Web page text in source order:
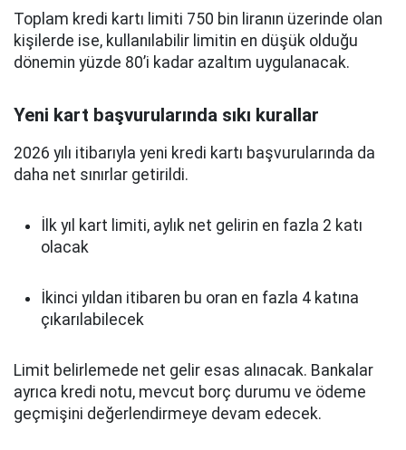
Toplam kredi kartı limiti 750 bin liranın üzerinde olan
kişilerde ise, kullanılabilir limitin en düşük olduğu
dönemin yüzde 80’i kadar azaltım uygulanacak.
Yeni kart başvurularında sıkı kurallar
2026 yılı itibarıyla yeni kredi kartı başvurularında da
daha net sınırlar getirildi.
İlk yıl kart limiti, aylık net gelirin en fazla 2 katı
olacak
İkinci yıldan itibaren bu oran en fazla 4 katına
çıkarılabilecek
Limit belirlemede net gelir esas alınacak. Bankalar
ayrıca kredi notu, mevcut borç durumu ve ödeme
geçmişini değerlendirmeye devam edecek.